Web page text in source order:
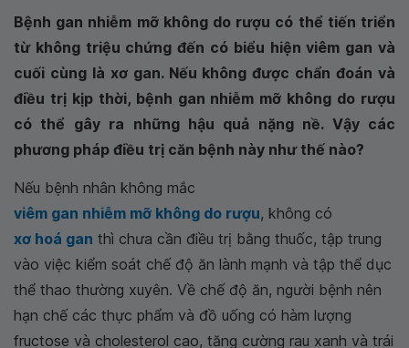
Bệnh gan nhiễm mỡ không do rượu có thể tiến triển
từ không triệu chứng đến có biểu hiện viêm gan và
cuối cùng là xơ gan. Nếu không được chẩn đoán và
điều trị kịp thời, bệnh gan nhiễm mỡ không do rượu
có thể gây ra những hậu quả nặng nề. Vậy các
phương pháp điều trị căn bệnh này như thế nào?
Nếu bệnh nhân không mắc
viêm gan nhiễm mỡ không do rượu, không có
xơ hoá gan thì chưa cần điều trị bằng thuốc, tập trung
vào việc kiểm soát chế độ ăn lành mạnh và tập thể dục
thể thao thường xuyên. Về chế độ ăn, người bệnh nên
hạn chế các thực phẩm và đồ uống có hàm lượng
fructose và cholesterol cao, tăng cường rau xanh và trái